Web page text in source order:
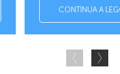
CONTINUA A